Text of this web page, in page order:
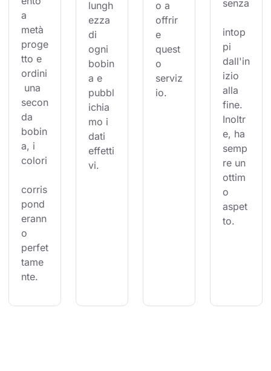
a
metà
proge
tto e
ordini
una
secon
da
bobin
a, i
colori
corris
pond
erann
o
perfet
tame
nte.
lungh
ezza
di
ogni
bobin
a e
pubbl
ichia
mo i
dati
effetti
vi.
o a
offrir
e
quest
o
serviz
io.
senza
intop
pi
dall'in
izio
alla
fine.
Inoltr
e, ha
semp
re un
ottim
o
aspet
to.